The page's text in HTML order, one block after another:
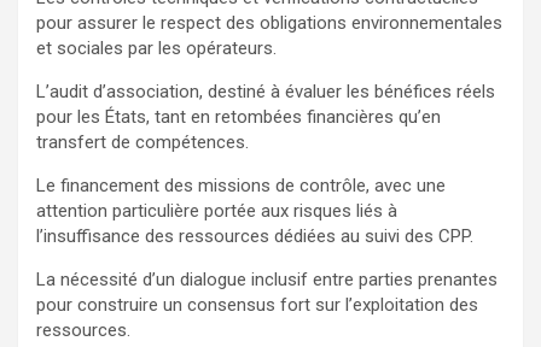
pour assurer le respect des obligations environnementales
et sociales par les opérateurs.
L’audit d’association, destiné à évaluer les bénéfices réels
pour les États, tant en retombées financières qu’en
transfert de compétences.
Le financement des missions de contrôle, avec une
attention particulière portée aux risques liés à
l’insuffisance des ressources dédiées au suivi des CPP.
La nécessité d’un dialogue inclusif entre parties prenantes
pour construire un consensus fort sur l’exploitation des
ressources.